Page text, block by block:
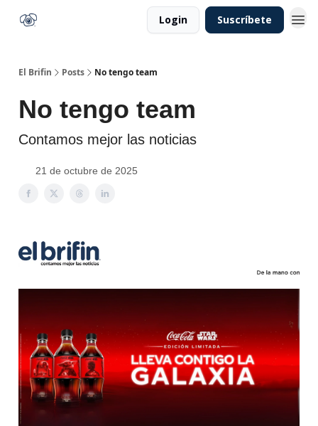
Login Suscríbete
El Brifin Posts No tengo team
No tengo team
Contamos mejor las noticias
21 de octubre de 2025